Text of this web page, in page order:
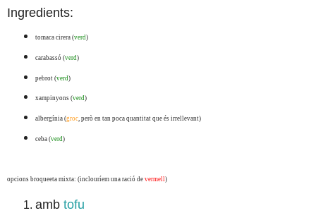
Ingredients:
tomaca cirera (verd )
carabassó (verd )
pebrot (verd )
xampinyons (verd)
albergínia (groc, però en tan poca quantitat que és irrellevant)
ceba (verd)
opcions broqueeta mixta: (inclouríem una ració de vermell)
amb tofu